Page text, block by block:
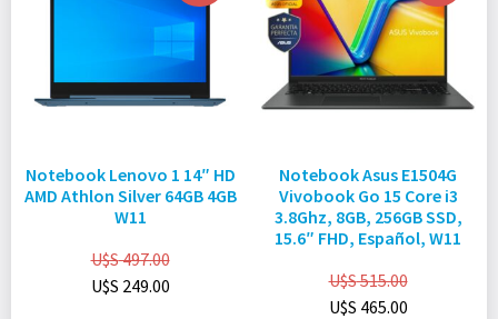
Notebook Lenovo 1 14″ HD
AMD Athlon Silver 64GB 4GB
W11
U$S497.00
U$S 249.00
Notebook Asus E1504G
Vivobook Go 15 Core i3
3.8Ghz, 8GB, 256GB SSD,
15.6″ FHD, Español, W11
U$S515.00
U$S 465.00